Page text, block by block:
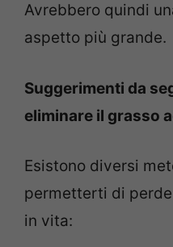
Avrebbero quindi
aspetto più grande.
Suggerimenti da
eliminare il grasso
Esistono diversi
permetterti di
in vita: